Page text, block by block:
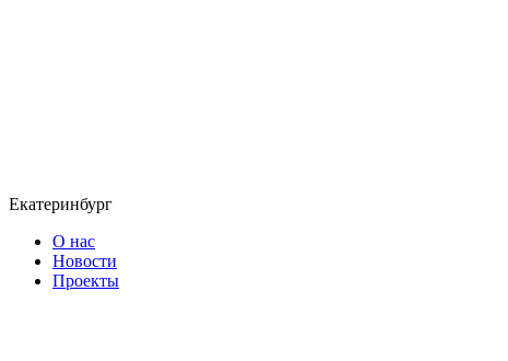
Екатеринбург
О нас
Новости
Проекты